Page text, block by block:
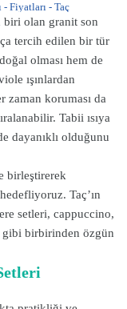
Fiyatları - Taç
biri olan granit son
tercih edilen bir tür
olması hem de
ışınlardan
zaman koruması da
Tabii ısıya
dayanıklı olduğunu
birleştirerek
Taç’ın
setleri, cappuccino,
birbirinden özgün